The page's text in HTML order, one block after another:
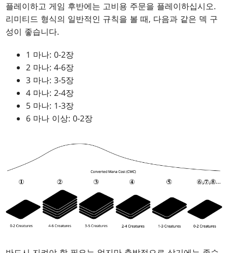
플레이하고 게임 후반에는 고비용 주문을 플레이하십시오.
리미티드 형식의 일반적인 규칙을 볼 때, 다음과 같은 덱 구
성이 좋습니다.
1 마나: 0-2장
2 마나: 4-6장
3 마나: 3-5장
4 마나: 2-4장
5 마나: 1-3장
6 마나 이상: 0-2장